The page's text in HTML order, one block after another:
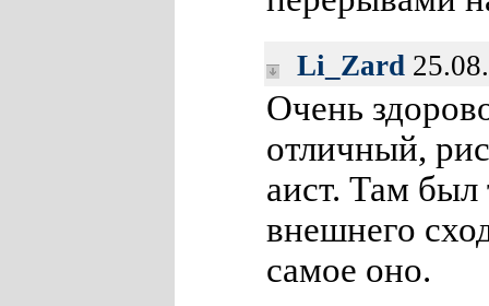
Li_Zard
Очень
отличный,
аист. Там
внешнего
самое оно.